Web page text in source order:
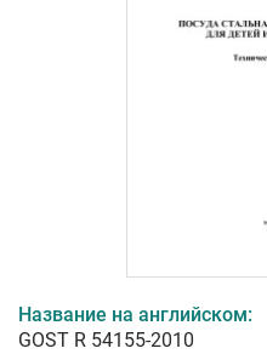
Название на английском:
GOST R 54155-2010